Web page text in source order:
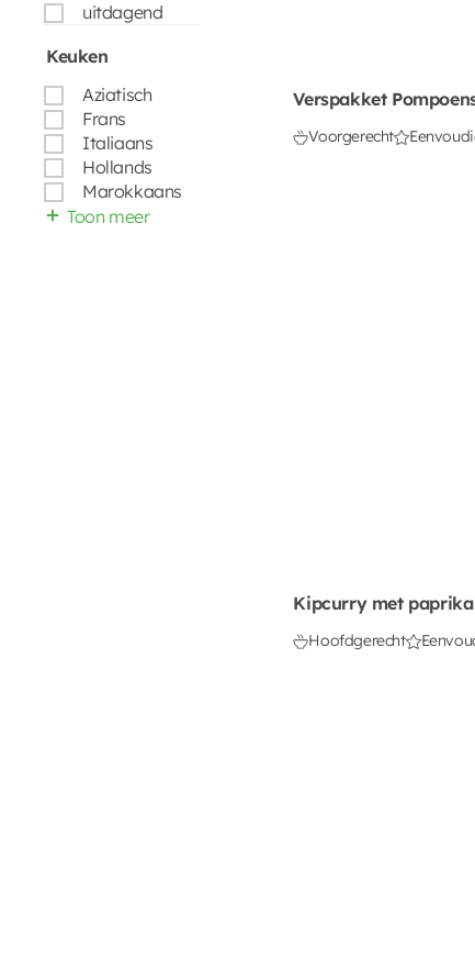
uitdagend
Keuken
Aziatisch
Frans
Italiaans
Hollands
Marokkaans
Toon meer
Verspakket
Voorgerecht
Kipcurry met
Hoofdgerecht